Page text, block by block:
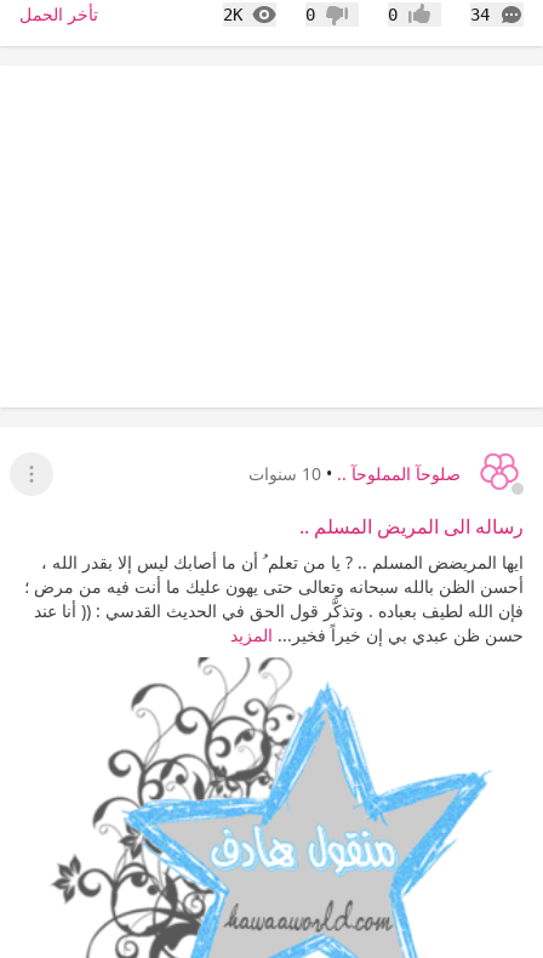
34
التعليقات إعجاب0 عدم إعجاب
0
2K
المشاهدات تأخر الحمل
صلوحآ المملوحآ .. • 10 سنوات
عرض
رساله الى المريض المسلم ..
ايها المريضض المسلم .. ? يا من تعلم ُ أن ما أصابك ليس إلا بقدر الله ،
أحسن الظن بالله سبحانه وتعالى حتى يهون عليك ما أنت فيه من مرض ؛
فإن الله لطيف بعباده . وتذكَّر قول الحق في الحديث القدسي : (( أنا عند
حسن ظن عبدي بي إن خيراً فخير... المزيد